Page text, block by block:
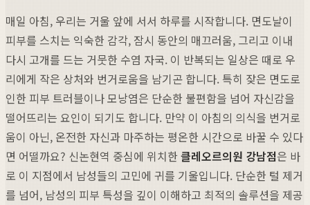
매일 아침, 우리는 거울 앞에 서서 하루를 시작합니다. 면도날이
피부를 스치는 익숙한 감각, 잠시 동안의 매끄러움, 그리고 이내
다시 고개를 드는 거뭇한 수염 자국. 이 반복되는 일상은 때로 우
리에게 작은 상처와 번거로움을 남기곤 합니다. 특히 잦은 면도로
인한 피부 트러블이나 모낭염은 단순한 불편함을 넘어 자신감을
떨어뜨리는 요인이 되기도 합니다. 만약 이 아침의 의식을 번거로
움이 아닌, 온전한 자신과 마주하는 평온한 시간으로 바꿀 수 있다
면 어떨까요? 신논현역 중심에 위치한클레오르의원 강남점은 바
로 이 지점에서 남성들의 고민에 귀를 기울입니다. 단순한 털 제거
를 넘어, 남성의 피부 특성을 깊이 이해하고 최적의 솔루션을 제공